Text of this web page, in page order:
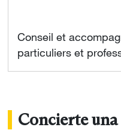
Conseil et
particuliers et
Concierte